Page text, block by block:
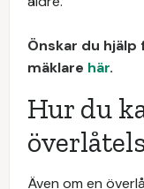
Önskar du
mäklare här.
Hur du
Även om en